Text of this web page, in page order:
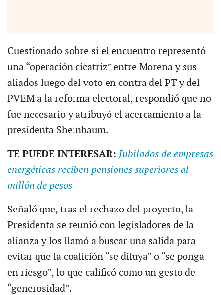
Cuestionado sobre si el encuentro representó
una “operación cicatriz” entre Morena y sus
aliados luego del voto en contra del PT y del
PVEM a la reforma electoral, respondió que no
fue necesario y atribuyó el acercamiento a la
presidenta Sheinbaum.
TE PUEDE INTERESAR: Jubilados de empresas
energéticas reciben pensiones superiores al
millón de pesos
Señaló que, tras el rechazo del proyecto, la
Presidenta se reunió con legisladores de la
alianza y los llamó a buscar una salida para
evitar que la coalición “se diluya” o “se ponga
en riesgo”, lo que calificó como un gesto de
“generosidad”.